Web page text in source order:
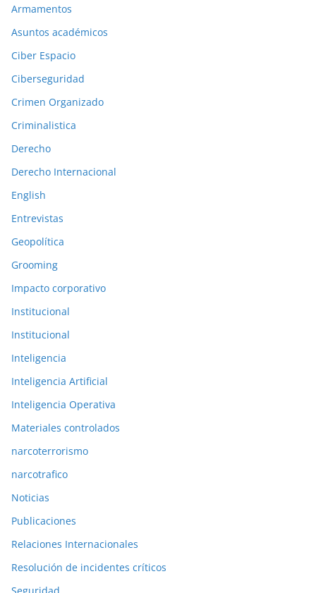
o
n
e
a
n
t
r
i
o
e
s
Armamentos
Asuntos académicos
Ciber Espacio
Ciberseguridad
Crimen Organizado
Criminalistica
Derecho
Derecho Internacional
English
Entrevistas
Geopolítica
Grooming
Impacto corporativo
Institucional
Institucional
Inteligencia
Inteligencia Artificial
Inteligencia Operativa
Materiales controlados
narcoterrorismo
narcotrafico
Noticias
Publicaciones
Relaciones Internacionales
Resolución de incidentes críticos